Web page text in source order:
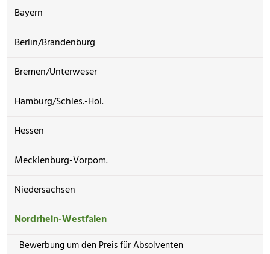
Bayern
Berlin/Brandenburg
Bremen/Unterweser
Hamburg/Schles.-Hol.
Hessen
Mecklenburg-Vorpom.
Niedersachsen
Nordrhein-Westfalen
Bewerbung um den Preis für Absolventen